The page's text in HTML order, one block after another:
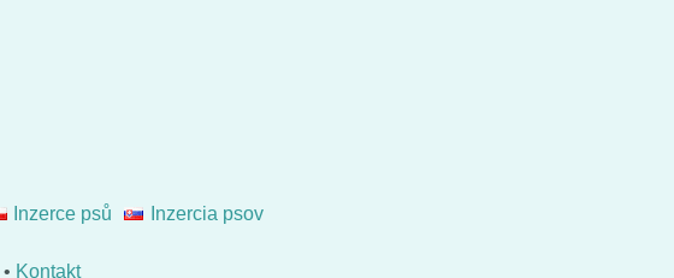
Inzerce psů
Inzercia psov
• Kontakt